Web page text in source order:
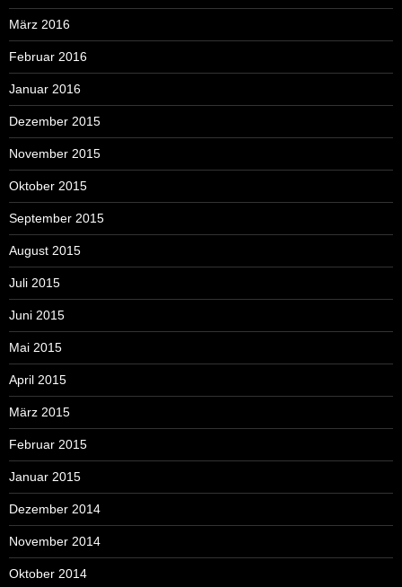
März 2016
Februar 2016
Januar 2016
Dezember 2015
November 2015
Oktober 2015
September 2015
August 2015
Juli 2015
Juni 2015
Mai 2015
April 2015
März 2015
Februar 2015
Januar 2015
Dezember 2014
November 2014
Oktober 2014